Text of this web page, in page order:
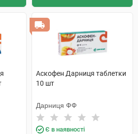
Аскофен Дарниця таблетки
10 шт
Дарниця ФФ
Є в наявності